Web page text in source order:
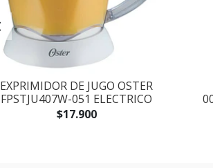
EXPRIMIDOR DE JUGO OSTER
FPSTJU407W-051 ELECTRICO
$17.900